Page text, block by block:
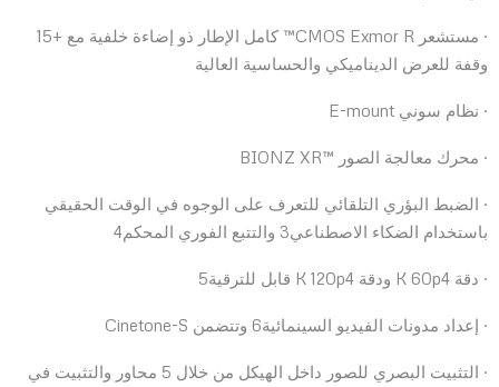
· مستشعر CMOS Exmor R™ كامل الإطار ذو إضاءة خلفية مع +15
وقفة للعرض الديناميكي والحساسية العالية
· نظام سوني E-mount
· محرك معالجة الصور ™BIONZ XR
· الضبط البؤري التلقائي للتعرف على الوجوه في الوقت الحقيقي
باستخدام الضكاء الاصطناعي3 والتتبع الفوري المحكم4
· دقة K 60p4 ودقة K 120p4 قابل للترقية5
· إعداد مدونات الفيديو السينمائية6 وتتضمن Cinetone-S
· التثبيت البصري للصور داخل الهيكل من خلال 5 محاور والتثبيت في